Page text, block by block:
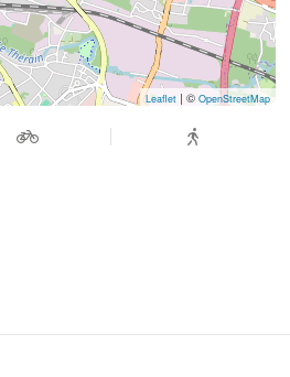
Leaflet | © OpenStreetMap